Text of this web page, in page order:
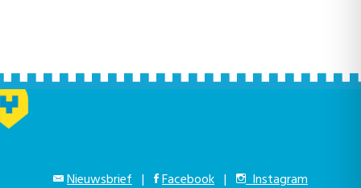
Nieuwsbrief | Facebook | Instagram